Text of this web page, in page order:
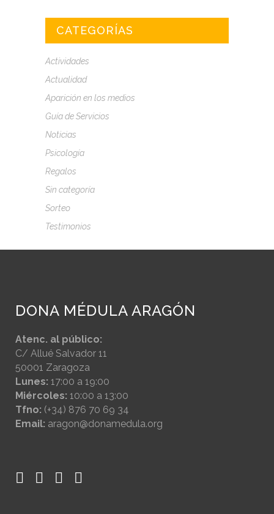
CATEGORÍAS
Actividades
Actualidad
Aparición en los medios
Guía de Servicios
Noticias
Psicología
Regalos
Sin categoría
Sorteo
Testimonios
DONA MÉDULA ARAGÓN
Atenc. al público:
C/ Allué Salvador 11
50001 Zaragoza
Lunes: 17:00 a 19:00
Miércoles: 10:00 a 13:00
Tfno: (+34) 876 70 69 34
Email: aragon@donamedula.org